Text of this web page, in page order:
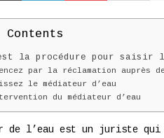
la procédure pour saisir le
par la réclamation auprès
le médiateur d’eau
du médiateur d’eau
de l’eau est un juriste